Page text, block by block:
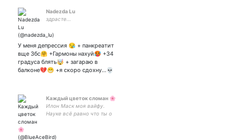
Nadezda Lu
здрасте...
У меня депрессия 😪 + панкреатит
вще Збс🤗 +Гармоны нахуй🥵 +34
градуса блять🤯 + загараю в
балконе💔😁 +я скоро сдохну...💀
Каждый цветок сломан 🌸
Илон Маск моя вайфу.
Науке всё равно что ты о
АФАБ*Квир. Асексуал. Гик.